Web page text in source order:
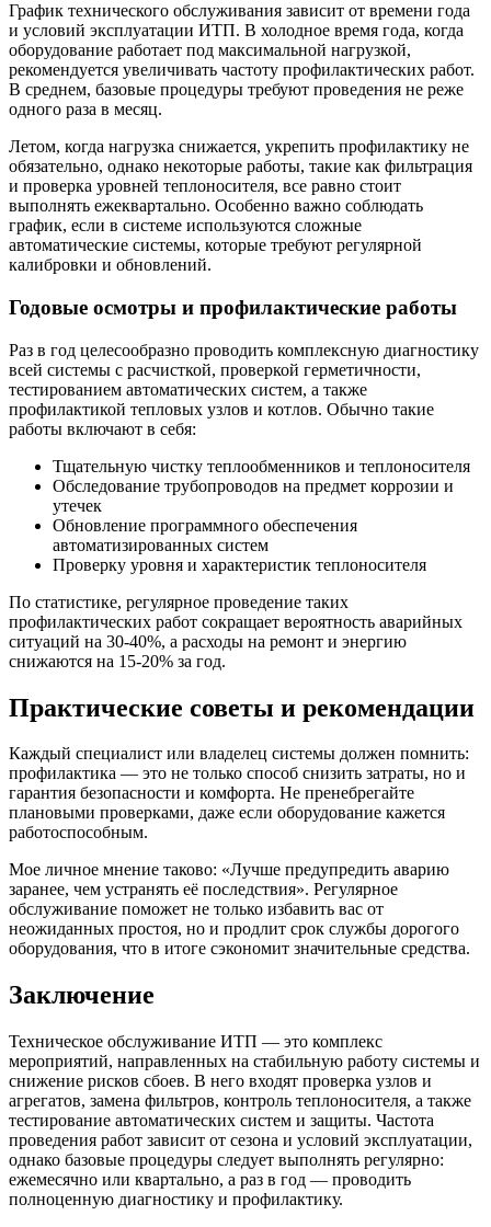
График технического обслуживания зависит от времени года
и условий эксплуатации ИТП. В холодное время года, когда
оборудование работает под максимальной нагрузкой,
рекомендуется увеличивать частоту профилактических работ.
В среднем, базовые процедуры требуют проведения не реже
одного раза в месяц.
Летом, когда нагрузка снижается, укрепить профилактику не
обязательно, однако некоторые работы, такие как фильтрация
и проверка уровней теплоносителя, все равно стоит
выполнять ежеквартально. Особенно важно соблюдать
график, если в системе используются сложные
автоматические системы, которые требуют регулярной
калибровки и обновлений.
Годовые осмотры и профилактические работы
Раз в год целесообразно проводить комплексную диагностику
всей системы с расчисткой, проверкой герметичности,
тестированием автоматических систем, а также
профилактикой тепловых узлов и котлов. Обычно такие
работы включают в себя:
Тщательную чистку теплообменников и теплоносителя
Обследование трубопроводов на предмет коррозии и
утечек
Обновление программного обеспечения
автоматизированных систем
Проверку уровня и характеристик теплоносителя
По статистике, регулярное проведение таких
профилактических работ сокращает вероятность аварийных
ситуаций на 30-40%, а расходы на ремонт и энергию
снижаются на 15-20% за год.
Практические советы и рекомендации
Каждый специалист или владелец системы должен помнить:
профилактика — это не только способ снизить затраты, но и
гарантия безопасности и комфорта. Не пренебрегайте
плановыми проверками, даже если оборудование кажется
работоспособным.
Мое личное мнение таково: «Лучше предупредить аварию
заранее, чем устранять её последствия». Регулярное
обслуживание поможет не только избавить вас от
неожиданных простоя, но и продлит срок службы дорогого
оборудования, что в итоге сэкономит значительные средства.
Заключение
Техническое обслуживание ИТП — это комплекс
мероприятий, направленных на стабильную работу системы и
снижение рисков сбоев. В него входят проверка узлов и
агрегатов, замена фильтров, контроль теплоносителя, а также
тестирование автоматических систем и защиты. Частота
проведения работ зависит от сезона и условий эксплуатации,
однако базовые процедуры следует выполнять регулярно:
ежемесячно или квартально, а раз в год — проводить
полноценную диагностику и профилактику.